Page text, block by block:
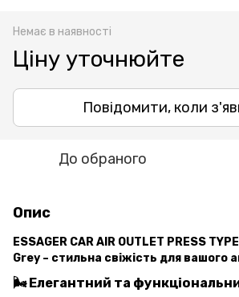
Немає в наявності
Ціну уточнюйте
Повідомити, коли
До обраного
Опис
ESSAGER CAR AIR OUTLET PRESS
Grey – стильна свіжість для вашого
🌬️Елегантний та